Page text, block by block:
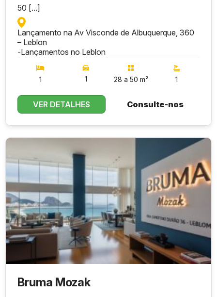
50 [...]
Lançamento na Av Visconde de Albuquerque, 360
– Leblon
-Lançamentos no Leblon
1 1 28 a 50 m² 1
VER DETALHES Consulte-nos
Bruma Mozak